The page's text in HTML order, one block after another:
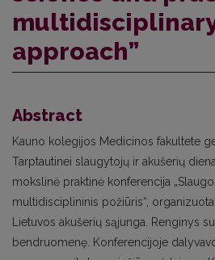
approach”
Abstract
Kauno kolegijos Medicinos fakultete
Tarptautinei slaugytojų ir akušerių
mokslinė praktinė konferencija
multidisciplininis požiūris“,
Lietuvos akušerių sąjunga. Renginys
bendruomenę. Konferencijoje